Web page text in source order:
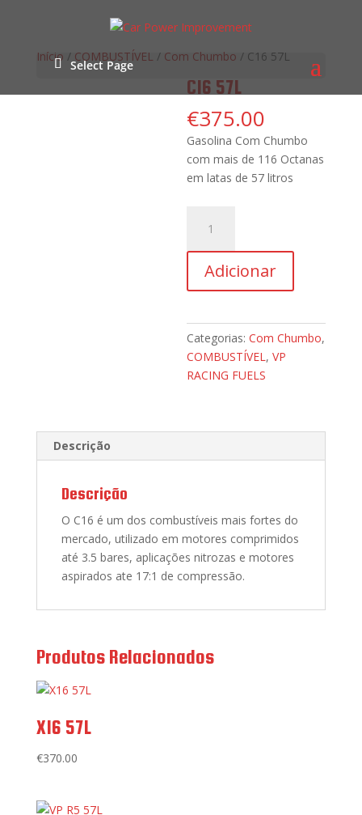
Select Page
Início / COMBUSTÍVEL/ Com Chumbo / C16 57L
C16 57L
€375.00
Gasolina Com Chumbo
com mais de 116 Octanas
em latas de 57 litros
C16
57LAdicionar
Categorias:Com Chumbo,
COMBUSTÍVEL,VP
RACING FUELS
Descrição
Descrição
O C16 é um dos combustíveis mais fortes do
mercado, utilizado em motores comprimidos
até 3.5 bares, aplicações nitrozas e motores
aspirados ate 17:1 de compressão.
Produtos Relacionados
X16 57L
€370.00